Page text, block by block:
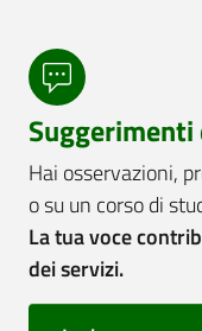
Suggerimenti
Hai osservazioni,
o su un corso di
La tua voce
dei servizi.